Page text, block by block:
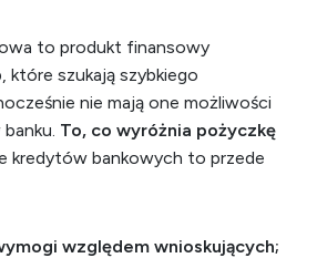
to produkt finansowy
które szukają szybkiego
nie mają one możliwości
To, co wyróżnia pożyczkę
kredytów bankowych to przede
względem wnioskujących;